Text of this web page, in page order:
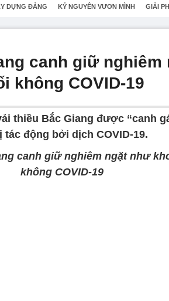
DỰNG ĐẢNG KỶ NGUYÊN VƯƠN MÌNH GIẢI
canh giữ nghiêm
không COVID-19
thiều Bắc Giang được “canh
động bởi dịch COVID-19.
canh giữ nghiêm ngặt như
không COVID-19